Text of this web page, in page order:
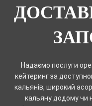
Надаємо послуги
кейтеринг за
кальянів, широкий
кальяну додому чи